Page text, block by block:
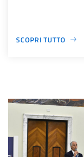
SCOPRI TUTTO